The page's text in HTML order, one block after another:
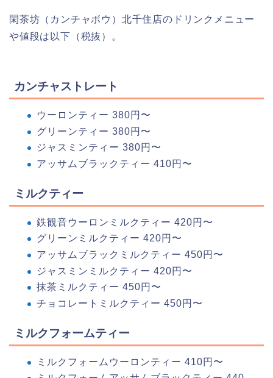
閑茶坊（カンチャボウ）北千住店のドリンクメニュー
や値段は以下（税抜）。
カンチャストレート
ウーロンティー 380円〜
グリーンティー 380円〜
ジャスミンティー 380円〜
アッサムブラックティー 410円〜
ミルクティー
鉄観音ウーロンミルクティー 420円〜
グリーンミルクティー 420円〜
アッサムブラックミルクティー 450円〜
ジャスミンミルクティー 420円〜
抹茶ミルクティー 450円〜
チョコレートミルクティー 450円〜
ミルクフォームティー
ミルクフォームウーロンティー 410円〜